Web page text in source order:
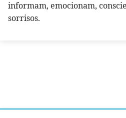
informam, emocionam,
sorrisos.